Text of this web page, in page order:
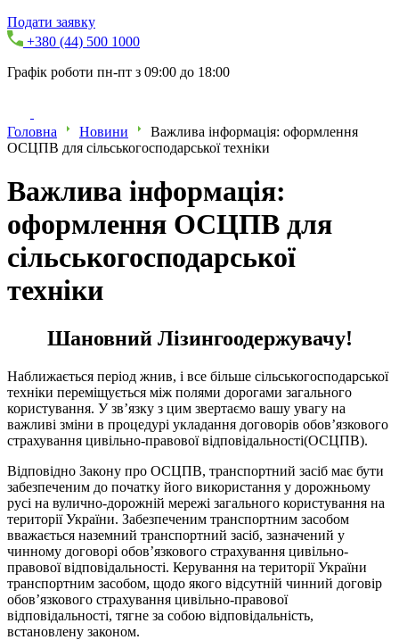
Подати заявку
+380 (44) 500 1000
Графік роботи пн-пт з 09:00 до 18:00
Головна Новини
Важлива інформація: оформлення
ОСЦПВ для сільськогосподарської техніки
Важлива інформація:
оформлення ОСЦПВ для
сільськогосподарської
техніки
Шановний Лізингоодержувачу!
Наближається період жнив, і все більше сільськогосподарської
техніки переміщується між полями дорогами загального
користування. У зв’язку з цим звертаємо вашу увагу на
важливі зміни в процедурі укладання договорів обов’язкового
страхування цивільно-правової відповідальності(ОСЦПВ).
Відповідно Закону про ОСЦПВ, транспортний засіб має бути
забезпеченим до початку його використання у дорожньому
русі на вулично-дорожній мережі загального користування на
території України. Забезпеченим транспортним засобом
вважається наземний транспортний засіб, зазначений у
чинному договорі обов’язкового страхування цивільно-
правової відповідальності. Керування на території України
транспортним засобом, щодо якого відсутній чинний договір
обов’язкового страхування цивільно-правової
відповідальності, тягне за собою відповідальність,
встановлену законом.